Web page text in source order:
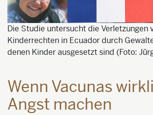
Die Studie untersucht die Verletzungen
Kinderrechten in Ecuador durch
denen Kinder ausgesetzt sind (Foto:
Wenn Vacunas
Angst machen